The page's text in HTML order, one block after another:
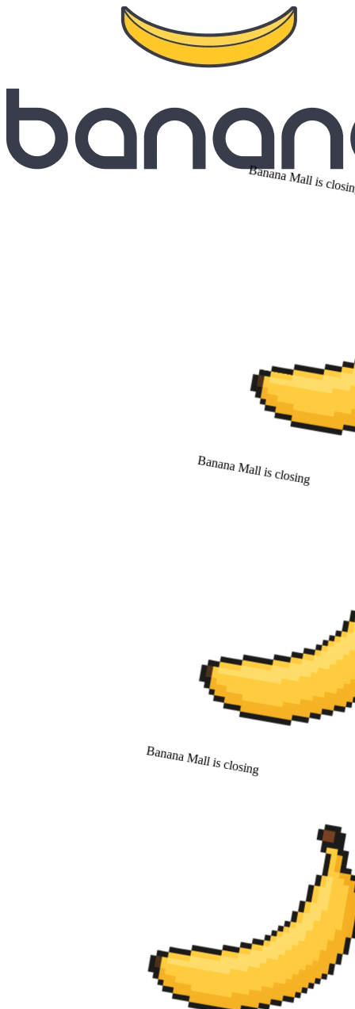
Banana Mall is
Banana Mall is closing
Banana Mall is closing